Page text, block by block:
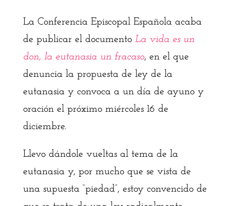
La Conferencia Episcopal Española acaba
de publicar el documento La vida es un
don, la eutanasia un fracaso, en el que
denuncia la propuesta de ley de la
eutanasia y convoca a un día de ayuno y
oración el próximo miércoles 16 de
diciembre.
Llevo dándole vueltas al tema de la
eutanasia y, por mucho que se vista de
una supuesta “piedad”, estoy convencido de